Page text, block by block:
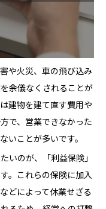
や火災、車の飛び込み
余儀なくされることが
建物を建て直す費用や
で、営業できなかった
いことが多いです。
いのが、「利益保険」
。これらの保険に加入
どによって休業せざる